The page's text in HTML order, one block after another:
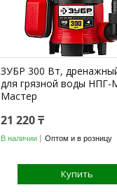
ЗУБР 300 Вт,
для грязной воды НПГ-
Мастер
21 220 ₸
В наличии Оптом и в розницу
Купить